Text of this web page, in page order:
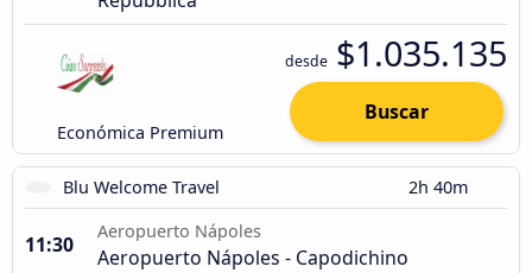
Económica Premium
desde $1.035.135
Buscar
Blu Welcome Travel 2h 40m
11:30
Aeropuerto Nápoles
Aeropuerto Nápoles - Capodichino